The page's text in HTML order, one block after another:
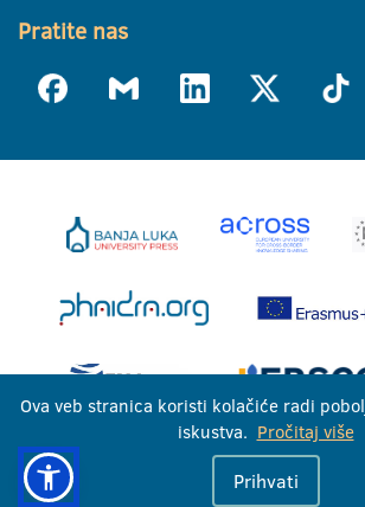
Pratite nas
Univerzitet u Banjoj Luci ©
Ova veb stranica koristi kolačiće radi
iskustva. Pročitaj više
Prihvati